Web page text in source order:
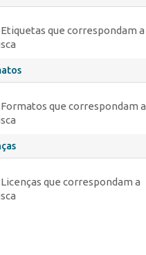
que correspondam a
Formatos que correspondam a
que correspondam a